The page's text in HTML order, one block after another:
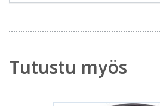
Tutustu myös